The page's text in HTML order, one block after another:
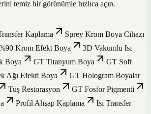
temiz bir görünümle hızlıca açın.
Kaplama
Sprey Krom Boya Cihazı
Krom Efekt Boya
3D Vakumlu Isı
Boya GT Titanyum Boya
GT Soft
Ağı Efekti Boya
GT Hologram Boyalar
Tuş Restorasyon
GT Fosfor Pigmenti
Profil Ahşap Kaplama
Isı Transfer